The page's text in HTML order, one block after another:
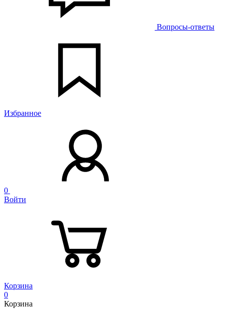
Вопросы-ответы
Избранное
0
Войти
Корзина
0
Корзина